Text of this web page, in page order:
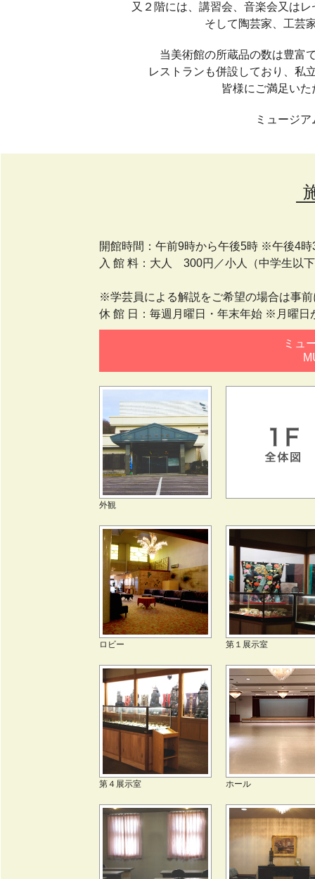
又２階には、講習会、音楽会又は
そして陶芸家、工芸
当美術館の所蔵品の数は豊富
レストランも併設しており、私
皆様にご満足い
ミュージ
開館時間：午前9時から午後5時 ※午後4
入 館 料：大人 300円／小人（中学生以
※学芸員による解説をご希望の場合は事
休 館 日：毎週月曜日・年末年始 ※月曜日
ミュ
外観
ロビー 第１展示室
第４展示室 ホール